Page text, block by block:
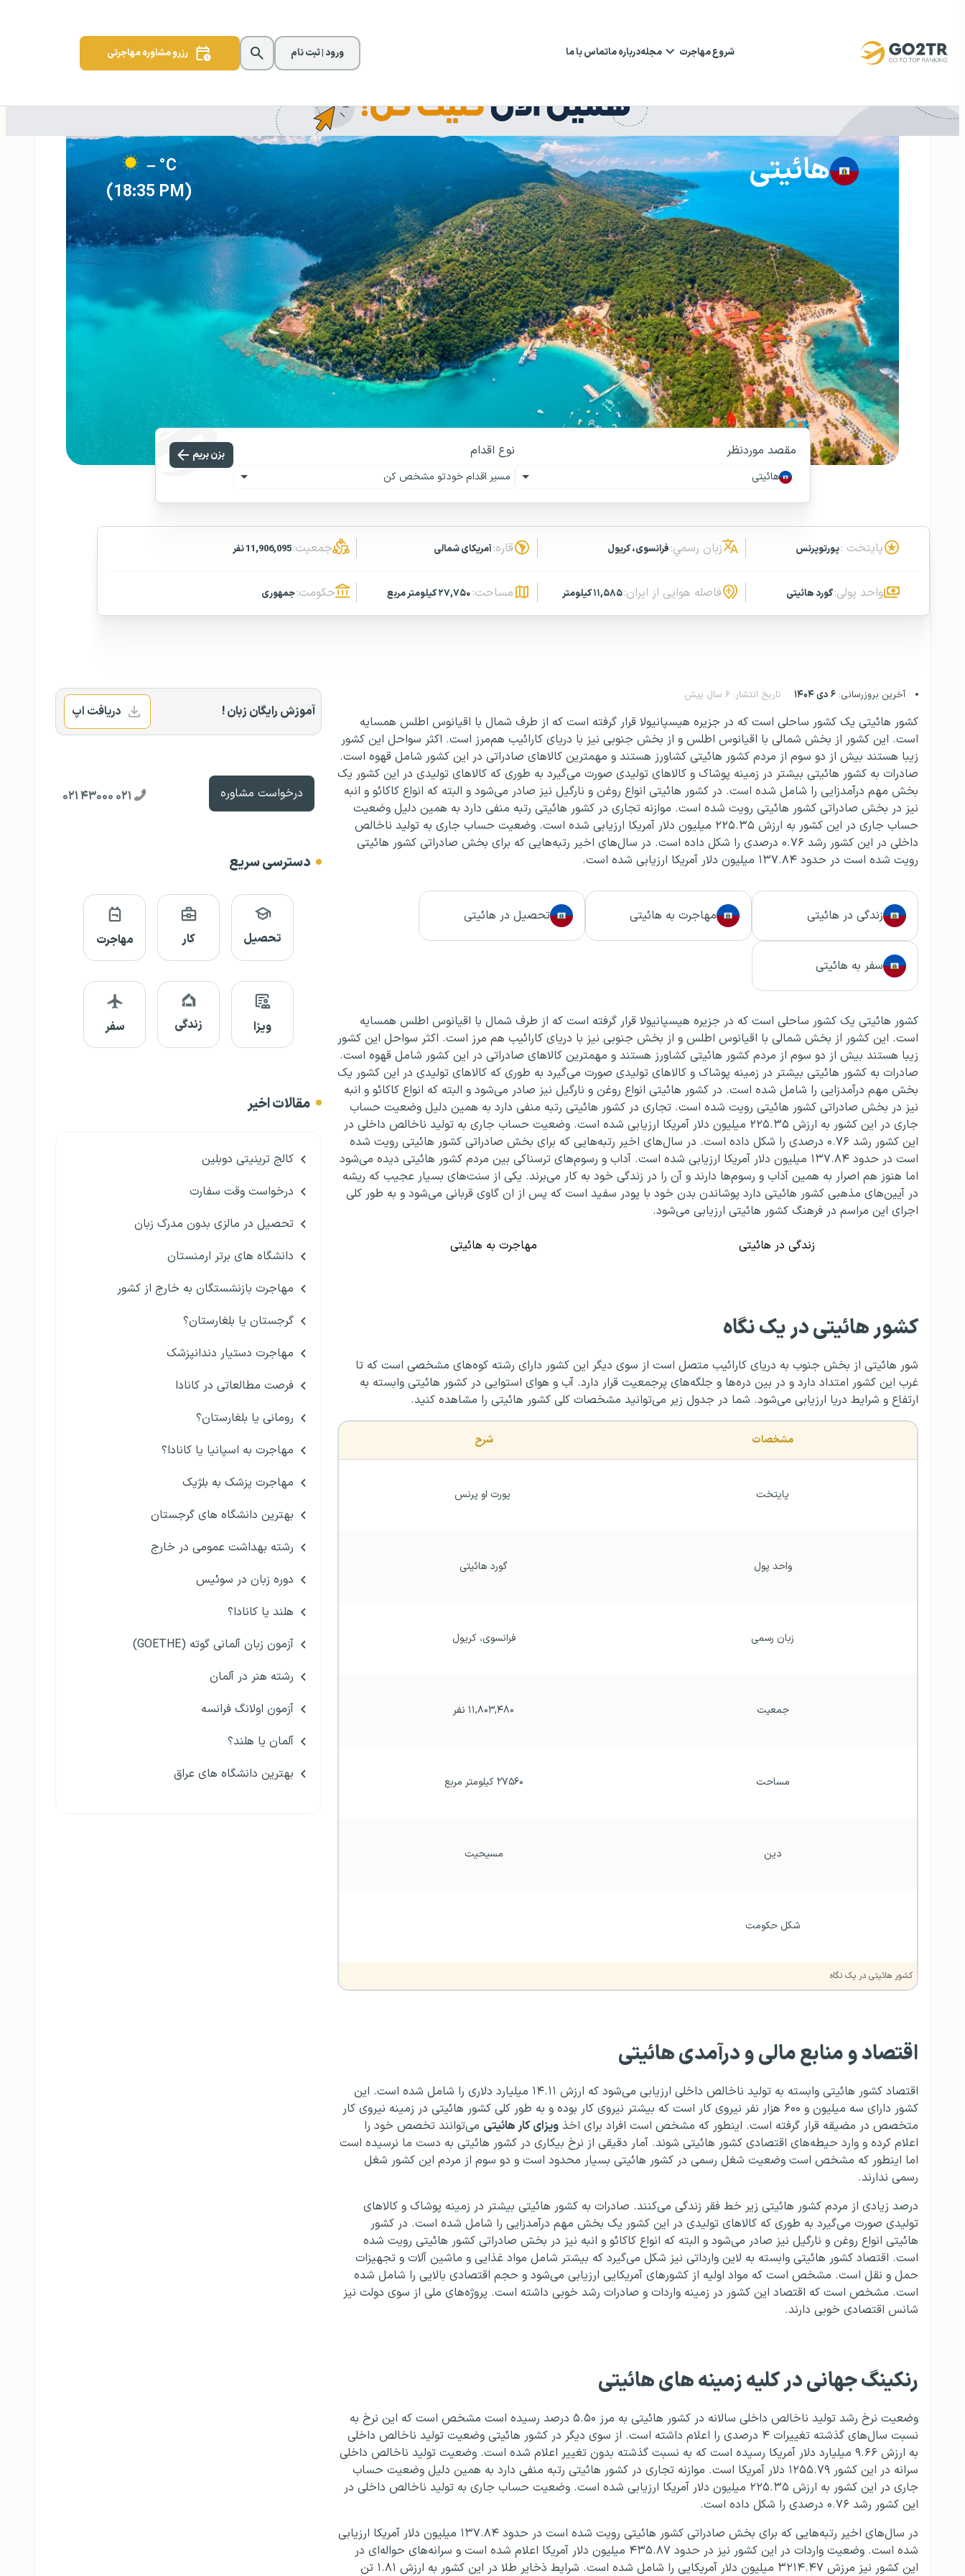
شروع مهاجرت مجلهدرباره ماتماس با ما ورود | ثبت نام رزرو مشاوره مهاجرتی
هائیتی
– °C
(18:35 PM)
مقصد موردنظر
هائیتی
نوع اقدام
مسیر اقدام خودتو مشخص کن
بزن بریم
پایتخت :پورتوپرنس زبان رسمي: فرانسوی، کریول قاره:آمریکای شمالی جمعیت:11,906,095 نفر
واحد پولی:گورد هائیتی فاصله هوایی از ایران:۱۱,۵۸۵ کیلومتر مساحت: حکومت:جمهوری
آخرین بروزرسانی: ۶ دی ۱۴۰۴ تاریخ انتشار: ۶ سال پیش
کشور هائیتی یک کشور ساحلی است که در جزیره هیسپانیولا قرار گرفته است که از طرف شمال با اقیانوس اطلس همسایه
است. این کشور از بخش شمالی با اقیانوس اطلس و از بخش جنوبی نیز با دریای کارائیب هم‌مرز است. اکثر سواحل این کشور
زیبا هستند بیش از دو سوم از مردم کشور هائیتی کشاورز هستند و مهمترین کالاهای صادراتی در این کشور شامل قهوه است.
صادرات به کشور هائیتی بیشتر در زمینه پوشاک و کالاهای تولیدی صورت می‌گیرد به طوری که کالاهای تولیدی در این کشور یک
بخش مهم درآمدزایی را شامل شده است. در کشور هائیتی انواع روغن و نارگیل نیز صادر می‌شود و البته که انواع کاکائو و انبه
نیز در بخش صادراتی کشور هائیتی رویت شده است. موازنه تجاری در کشور هائیتی رتبه منفی دارد به همین دلیل وضعیت
حساب جاری در این کشور به ارزش ۲۲۵.۳۵ میلیون دلار آمریکا ارزیابی شده است. وضعیت حساب جاری به تولید ناخالص
داخلی در این کشور رشد ۰.۷۶ درصدی را شکل داده است. در سال‌های اخیر رتبه‌هایی که برای بخش صادراتی کشور هائیتی
رویت شده است در حدود ۱۳۷.۸۴ میلیون دلار آمریکا ارزیابی شده است.
زندگی در هائیتی مهاجرت به هائیتی تحصیل در هائیتی
سفر به هائیتی
کشور هائیتی یک کشور ساحلی است که در جزیره هیسپانیولا قرار گرفته است که از طرف شمال با اقیانوس اطلس همسایه
است. این کشور از بخش شمالی با اقیانوس اطلس و از بخش جنوبی نیز با دریای کارائیب هم مرز است. اکثر سواحل این کشور
زیبا هستند بیش از دو سوم از مردم کشور هائیتی کشاورز هستند و مهمترین کالاهای صادراتی در این کشور شامل قهوه است.
صادرات به کشور هائیتی بیشتر در زمینه پوشاک و کالاهای تولیدی صورت می‌گیرد به طوری که کالاهای تولیدی در این کشور یک
بخش مهم درآمدزایی را شامل شده است. در کشور هائیتی انواع روغن و نارگیل نیز صادر می‌شود و البته که انواع کاکائو و انبه
نیز در بخش صادراتی کشور هائیتی رویت شده است. تجاری در کشور هائیتی رتبه منفی دارد به همین دلیل وضعیت حساب
جاری در این کشور به ارزش ۲۲۵.۳۵ میلیون دلار آمریکا ارزیابی شده است. وضعیت حساب جاری به تولید ناخالص داخلی در
این کشور رشد ۰.۷۶ درصدی را شکل داده است. در سال‌های اخیر رتبه‌هایی که برای بخش صادراتی کشور هائیتی رویت شده
است در حدود ۱۳۷.۸۴ میلیون دلار آمریکا ارزیابی شده است. آداب و رسوم‌های ترسناکی بین مردم کشور هائیتی دیده می‌شود
اما هنوز هم اصرار به همین آداب و رسوم‌ها دارند و آن را در زندگی خود به کار می‌برند. یکی از سنت‌های بسیار عجیب که ریشه
در آیین‌های مذهبی کشور هائیتی دارد پوشاندن بدن خود با پودر سفید است که پس از ان گاوی قربانی می‌شود و به طور کلی
اجرای این مراسم در فرهنگ کشور هائیتی ارزیابی می‌شود.
زندگی در هائیتی
مهاجرت به هائیتی
کشور هائیتی در یک نگاه
شور هائیتی از بخش جنوب به دریای کارائیب متصل است از سوی دیگر این کشور دارای رشته کوه‌های مشخصی است که تا
غرب این کشور امتداد دارد و در بین دره‌ها و جلگه‌های پرجمعیت قرار دارد. آب و هوای استوایی در کشور هائیتی وابسته به
ارتفاع و شرایط دریا ارزیابی می‌شود. شما در جدول زیر می‌توانید مشخصات کلی کشور هائیتی را مشاهده کنید.
مشخصات شرح
پایتخت پورت او پرنس
واحد پول گورد هائیتی
زبان رسمی فرانسوی، کریول
جمعیت ۱۱,۸۰۳,۴۸۰ نفر
مساحت ۲۷۵۶۰ کیلومتر مربع
دین مسیحیت
شکل حکومت
کشور هائیتی در یک نگاه
اقتصاد و منابع مالی و درآمدی هائیتی
اقتصاد کشور هائیتی وابسته به تولید ناخالص داخلی ارزیابی می‌شود که ارزش ۱۴.۱۱ میلیارد دلاری را شامل شده است. این
کشور دارای سه میلیون و ۶۰۰ هزار نفر نیروی کار است که بیشتر نیروی کار بوده و به طور کلی کشور هائیتی در زمینه نیروی کار
متخصص در مضیقه قرار گرفته است. اینطور که مشخص است افراد برای اخذ ویزای کار هائیتی می‌توانند تخصص خود را
اعلام کرده و وارد حیطه‌های اقتصادی کشور هائیتی شوند. آمار دقیقی از نرخ بیکاری در کشور هائیتی به دست ما نرسیده است
اما اینطور که مشخص است وضعیت شغل رسمی در کشور هائیتی بسیار محدود است و دو سوم از مردم این کشور شغل
رسمی ندارند.
درصد زیادی از مردم کشور هائیتی زیر خط فقر زندگی می‌کنند. صادرات به کشور هائیتی بیشتر در زمینه پوشاک و کالاهای
تولیدی صورت می‌گیرد به طوری که کالاهای تولیدی در این کشور یک بخش مهم درآمدزایی را شامل شده است. در کشور
هائیتی انواع روغن و نارگیل نیز صادر می‌شود و البته که انواع کاکائو و انبه نیز در بخش صادراتی کشور هائیتی رویت شده
است. اقتصاد کشور هائیتی وابسته به لاین وارداتی نیز شکل می‌گیرد که بیشتر شامل مواد غذایی و ماشین آلات و تجهیزات
حمل و نقل است. مشخص است که مواد اولیه از کشورهای آمریکایی ارزیابی می‌شود و حجم اقتصادی بالایی را شامل شده
است. مشخص است که اقتصاد این کشور در زمینه واردات و صادرات رشد خوبی داشته است. پروژه‌های ملی از سوی دولت نیز
شانس اقتصادی خوبی دارند.
رنکینگ جهانی در کلیه زمینه های هائیتی
وضعیت نرخ رشد تولید ناخالص داخلی سالانه در کشور هائیتی به مرز ۵.۵۰ درصد رسیده است مشخص است که این نرخ به
نسبت سال‌های گذشته تغییرات ۴ درصدی را اعلام داشته است. از سوی دیگر در کشور هائیتی وضعیت تولید ناخالص داخلی
به ارزش ۹.۶۶ میلیارد دلار آمریکا رسیده است که به نسبت گذشته بدون تغییر اعلام شده است. وضعیت تولید ناخالص داخلی
سرانه در این کشور ۱۲۵۵.۷۹ دلار آمریکا است. موازنه تجاری در کشور هائیتی رتبه منفی دارد به همین دلیل وضعیت حساب
جاری در این کشور به ارزش ۲۲۵.۳۵ میلیون دلار آمریکا ارزیابی شده است. وضعیت حساب جاری به تولید ناخالص داخلی در
این کشور رشد ۰.۷۶ درصدی را شکل داده است.
در سال‌های اخیر رتبه‌هایی که برای بخش صادراتی کشور هائیتی رویت شده است در حدود ۱۳۷.۸۴ میلیون دلار آمریکا ارزیابی
شده است. وضعیت واردات در این کشور نیز در حدود ۴۳۵.۸۷ میلیون دلار آمریکا اعلام شده است و سرانه‌های حواله‌ای در
این کشور نیز مرزش ۳۲۱۴.۴۷ میلیون دلار آمریکایی را شامل شده است. شرایط ذخایر طلا در این کشور به ارزش ۱.۸۱ تن
آموزش رایگان زبان ! دریافت اپ
درخواست مشاوره ۰۲۱ ۴۳۰۰۰ ۰۲۱
دسترسی سریع
تحصیل کار مهاجرت
ویزا زندگی سفر
مقالات اخیر
کالج ترینیتی دوبلین
درخواست وقت سفارت
تحصیل در مالزی بدون مدرک زبان
دانشگاه های برتر ارمنستان
مهاجرت بازنشستگان به خارج از کشور
گرجستان یا بلغارستان؟
مهاجرت دستیار دندانپزشک
فرصت مطالعاتی در کانادا
رومانی یا بلغارستان؟
مهاجرت به اسپانیا یا کانادا؟
مهاجرت پزشک به بلژیک
بهترین دانشگاه های گرجستان
رشته بهداشت عمومی در خارج
دوره زبان در سوئیس
هلند یا کانادا؟
آزمون زبان آلمانی گوته (GOETHE)
رشته هنر در آلمان
آزمون اولانگ فرانسه
آلمان یا هلند؟
بهترین دانشگاه های عراق